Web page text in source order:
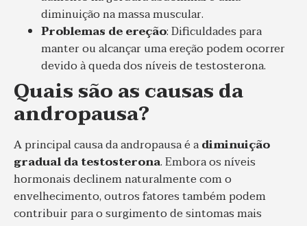
diminuição na massa muscular.
Problemas de ereção: Dificuldades para
manter ou alcançar uma ereção podem ocorrer
devido à queda dos níveis de testosterona.
Quais são as causas da
andropausa?
A principal causa da andropausa é adiminuição
gradual da testosterona. Embora os níveis
hormonais declinem naturalmente com o
envelhecimento, outros fatores também podem
contribuir para o surgimento de sintomas mais